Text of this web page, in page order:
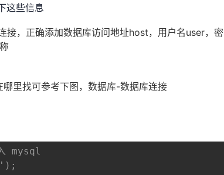
这些信息
，正确添加数据库访问地址host，用户名user，密
里找可参考下图，数据库-数据库连接
mysql